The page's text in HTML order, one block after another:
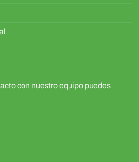
con nuestro equipo puedes